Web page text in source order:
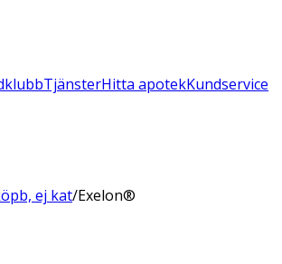
TjänsterHitta apotekKundservice
ej kat/Exelon®